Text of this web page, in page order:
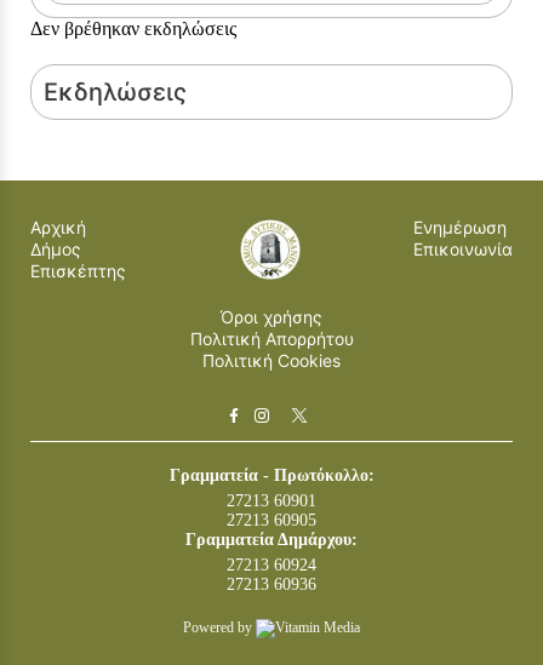
Δεν βρέθηκαν εκδηλώσεις
Εκδηλώσεις
Αρχική
Δήμος
Επισκέπτης
Ενημέρωση
Επικοινωνία
Όροι χρήσης
Πολιτική Απορρήτου
Πολιτική Cookies
Γραμματεία - Πρωτόκολλο:
27213 60901
27213 60905
Γραμματεία Δημάρχου:
27213 60924
27213 60936
Powered by